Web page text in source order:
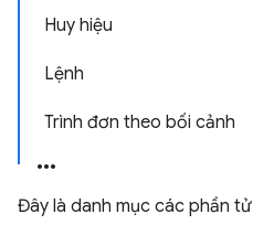
Huy hiệu
Lệnh
Trình đơn theo bối cảnh
Đây là danh mục các phần